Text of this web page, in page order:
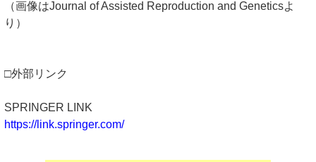
（画像はJournal of Assisted Reproduction and Geneticsよ
り）
□外部リンク
SPRINGER LINK
https://link.springer.com/